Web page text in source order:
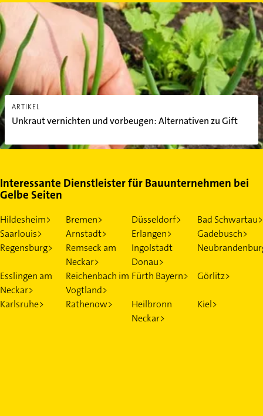
ARTIKEL
Unkraut vernichten und vorbeugen: Alternativen zu Gift
Unkraut vernichten und vorbeugen: Alternativen zu Gift
Interessante Dienstleister für Bauunternehmen bei
Gelbe Seiten
Hildesheim> Bremen> Düsseldorf>
Bad Schwartau>
Saarlouis>
Arnstadt> Erlangen>
Gadebusch>
Regensburg>
Remseck am
Neckar>
Ingolstadt
Donau>
Esslingen am
Neckar>
Reichenbach im
Vogtland>
Fürth Bayern> Görlitz>
Karlsruhe> Rathenow>
Heilbronn
Neckar>
Kiel>